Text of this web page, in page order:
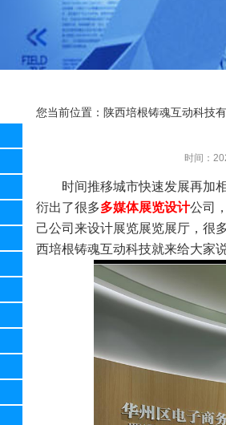
您当前位置： 陕西培根铸魂互动科技
时间：
时间推移城市快速发展再加
衍出了很多多媒体展览设计公司
己公司来设计展览展览展厅，很
西培根铸魂互动科技就来给大家